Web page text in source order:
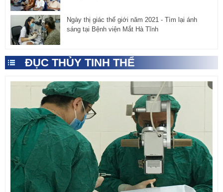
Ngày thị giác thế giới năm 2021 - Tìm lại ánh
sáng tại Bệnh viện Mắt Hà Tĩnh
ĐỤC THỦY TINH THỂ